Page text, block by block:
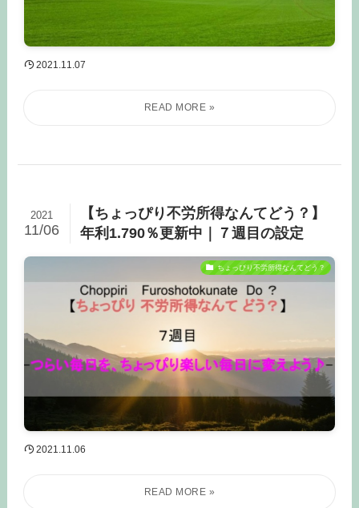
2021.11.07
【ちょっぴり不労所得なんてどう？】
年利1.790％更新中｜７週目の設定
2021
11/06
ちょっぴり不労所得なんてどう？
2021.11.06